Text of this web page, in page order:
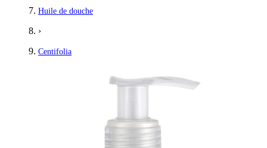
Huile de douche
›
Centifolia